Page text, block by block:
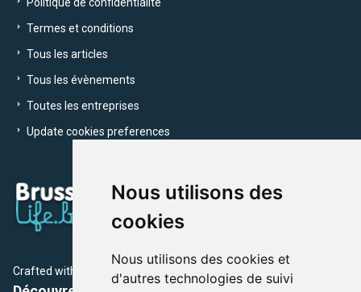
Nous utilisons des
cookies
Nous utilisons des cookies et
d'autres technologies de suivi
Termes et conditions
Tous les articles
Tous les évènements
Toutes les entreprises
Update cookies preferences
Crafted with by Brusselslife Team